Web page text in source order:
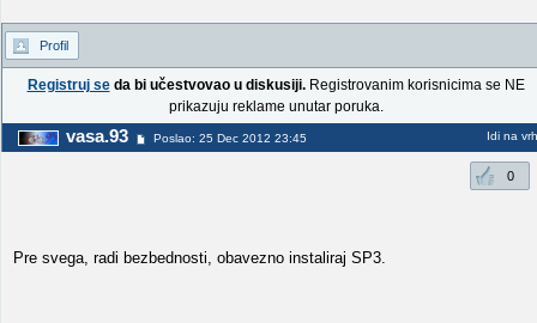
Profil
Registruj seda bi učestvovao u diskusiji.Registrovanim korisnicima se NE
prikazuju reklame unutar poruka.
vasa.93 Poslao: 25 Dec 2012 23:45 Idi na vrh
0
Pre svega, radi bezbednosti, obavezno instaliraj SP3.